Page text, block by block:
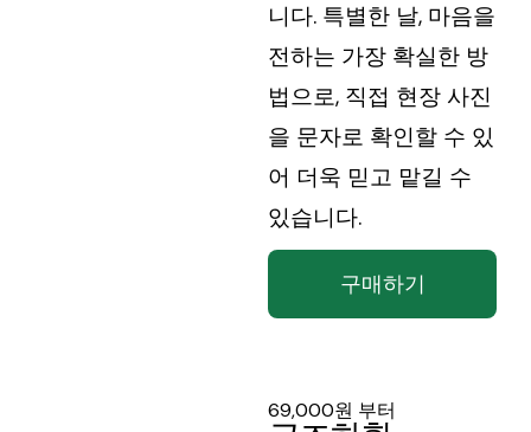
니다. 특별한 날, 마음을
전하는 가장 확실한 방
법으로, 직접 현장 사진
을 문자로 확인할 수 있
어 더욱 믿고 맡길 수
있습니다.
구매하기
69,000원 부터